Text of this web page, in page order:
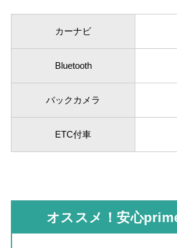
カーナビ
Bluetooth
バックカメラ
ETC付車
オススメ！安心